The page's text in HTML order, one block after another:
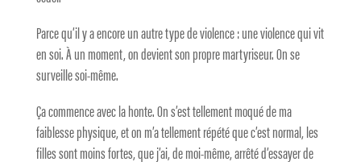
Parce qu’il y a encore un autre type de violence : une violence qui vit
en soi. À un moment, on devient son propre martyriseur. On se
surveille soi-même.
Ça commence avec la honte. On s’est tellement moqué de ma
faiblesse physique, et on m’a tellement répété que c’est normal, les
filles sont moins fortes, que j’ai, de moi-même, arrêté d’essayer de